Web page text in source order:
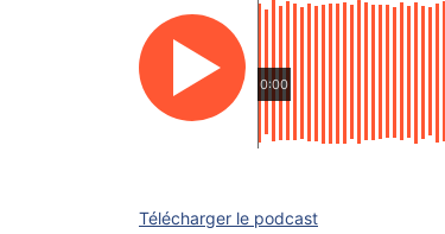
0:00
Télécharger le podcast